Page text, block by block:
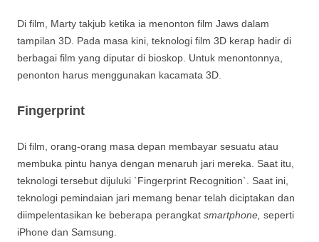
Di film, Marty takjub ketika ia menonton film Jaws dalam
tampilan 3D. Pada masa kini, teknologi film 3D kerap hadir di
berbagai film yang diputar di bioskop. Untuk menontonnya,
penonton harus menggunakan kacamata 3D.
Fingerprint
Di film, orang-orang masa depan membayar sesuatu atau
membuka pintu hanya dengan menaruh jari mereka. Saat itu,
teknologi tersebut dijuluki `Fingerprint Recognition`. Saat ini,
teknologi pemindaian jari memang benar telah diciptakan dan
diimpelentasikan ke beberapa perangkat smartphone, seperti
iPhone dan Samsung.